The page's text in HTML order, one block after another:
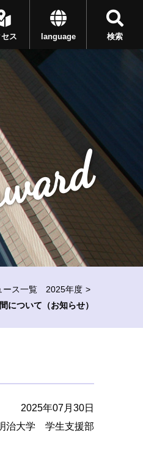
検索
language
ス
ス一覧 2025年度
について（お知らせ）
2025年07月30日
治大学 学生支援部